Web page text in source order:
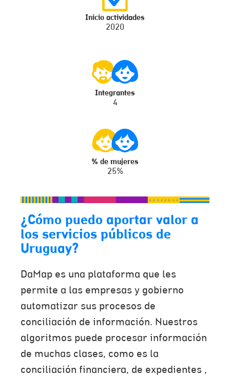
Inicio actividades
2020
Integrantes
4
% de mujeres
25%
¿Cómo puedo aportar valor a
los servicios públicos de
Uruguay?
DaMap es una plataforma que les
permite a las empresas y gobierno
automatizar sus procesos de
conciliación de información. Nuestros
algoritmos puede procesar información
de muchas clases, como es la
conciliación financiera, de expedientes ,